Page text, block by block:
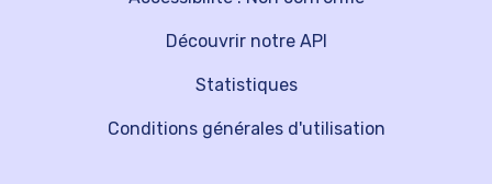
Découvrir notre API
Statistiques
Conditions générales d'utilisation